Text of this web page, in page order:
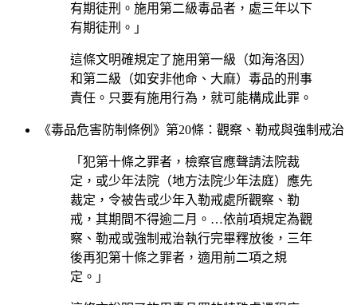
有期徒刑。施用第二級毒品者，處三年以下
有期徒刑。」
這條文明確規定了施用第一級（如海洛因）
和第二級（如安非他命、大麻）毒品的刑事
責任。只要有施用行為，就可能構成此罪。
《毒品危害防制條例》第20條：觀察、勒戒與強制戒治
「犯第十條之罪者，檢察官應聲請法院裁
定，或少年法院（地方法院少年法庭）應先
裁定，令被告或少年入勒戒處所觀察、勒
戒，其期間不得逾二月。…依前項規定為觀
察、勒戒或強制戒治執行完畢釋放後，三年
後再犯第十條之罪者，適用前二項之規
定。」